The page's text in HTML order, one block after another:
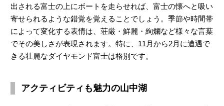
出される富士の上にボートを走らせれば、富士の懐へと吸い
寄せられるような錯覚を覚えることでしょう。季節や時間帯
によって変化する表情は、荘厳・鮮麗・絢爛など様々な言葉
でその美しさが表現されます。特に、11月から2月に遭遇で
きる壮麗なダイヤモンド富士は格別です。
アクティビティも魅力の山中湖